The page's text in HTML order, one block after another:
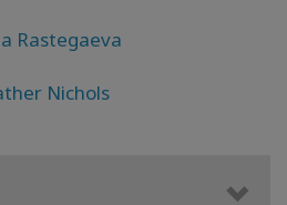
Rastegaeva
Nichols